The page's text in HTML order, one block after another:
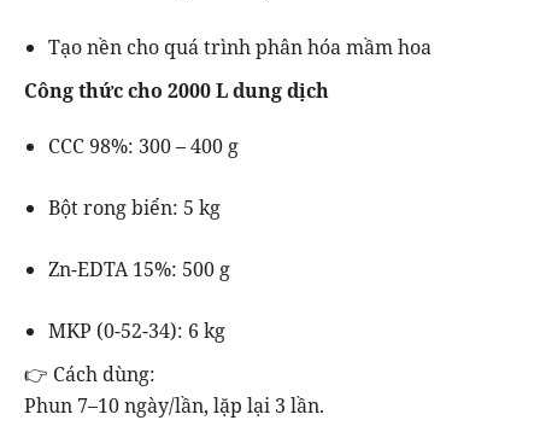
Tạo nền cho quá trình phân hóa mầm hoa
Công thức cho 2000 L dung dịch
CCC 98%: 300 – 400 g
Bột rong biển: 5 kg
Zn-EDTA 15%: 500 g
MKP (0-52-34): 6 kg
👉 Cách dùng:
Phun 7–10 ngày/lần, lặp lại 3 lần.